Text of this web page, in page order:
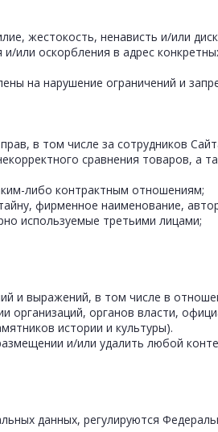
жестокость, ненависть и/или
или оскорбления в адрес
на нарушение ограничений и
в том числе за сотрудников
сравнения товаров, а
либо контрактным отношениям;
фирменное наименование,
используемые третьими лицами;
и выражений, в том числе в
организаций, органов власти,
истории и культуры).
и/или удалить любой
данных, регулируются